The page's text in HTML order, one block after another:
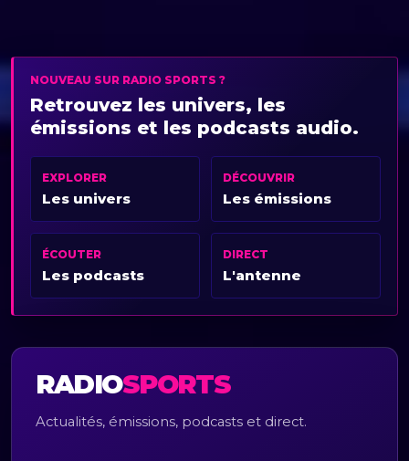
NOUVEAU SUR RADIO SPORTS ?
Retrouvez les univers, les
émissions et les podcasts audio.
EXPLORER
Les univers
DÉCOUVRIR
Les émissions
ÉCOUTER
Les podcasts
DIRECT
L'antenne
RADIOSPORTS
Actualités, émissions, podcasts et direct.